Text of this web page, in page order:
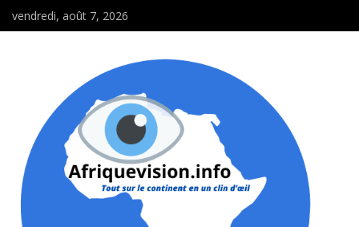
vendredi, août 7, 2026